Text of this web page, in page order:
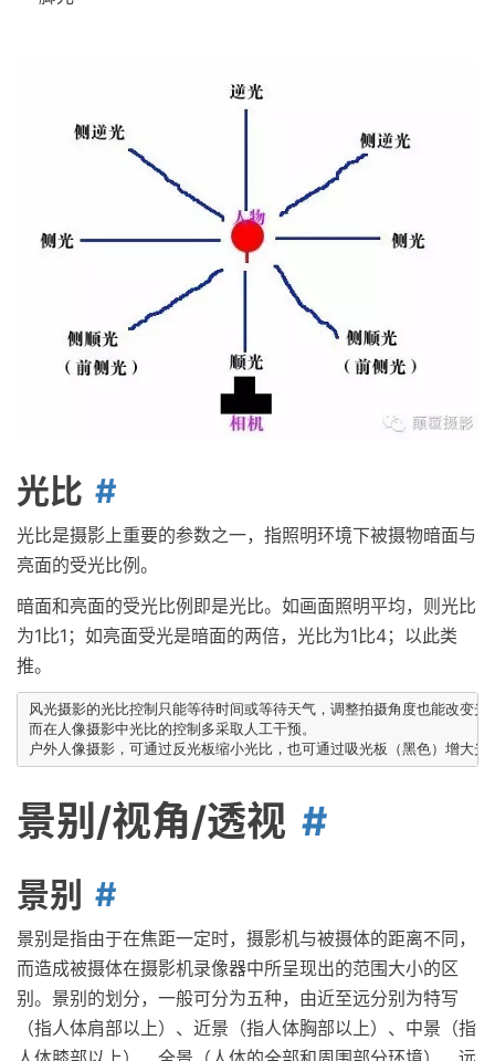
光比
光比是摄影上重要的参数之一，指照明环境下被摄物暗面与
亮面的受光比例。
暗面和亮面的受光比例即是光比。如画面照明平均，则光比
为1比1；如亮面受光是暗面的两倍，光比为1比4；以此类
推。
风光摄影的光比控制只能等待时间或等待天气，调整拍摄角度也能改变光
而在人像摄影中光比的控制多采取人工干预。
景别/视角/透视
景别
景别是指由于在焦距一定时，摄影机与被摄体的距离不同，
而造成被摄体在摄影机录像器中所呈现出的范围大小的区
别。景别的划分，一般可分为五种，由近至远分别为特写
（指人体肩部以上）、近景（指人体胸部以上）、中景（指